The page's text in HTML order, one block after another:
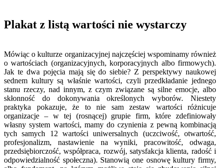
Plakat z listą wartości nie wystarczy
Mówiąc o kulturze organizacyjnej najczęściej wspominamy również
o wartościach (organizacyjnych, korporacyjnych albo firmowych).
Jak te dwa pojęcia mają się do siebie? Z perspektywy naukowej
sednem kultury są właśnie wartości, czyli przedkładanie jednego
stanu rzeczy, nad innym, z czym związane są silne emocje, albo
skłonność do dokonywania określonych wyborów. Niestety
praktyka pokazuje, że to nie sam zestaw wartości różnicuje
organizacje – w tej (rosnącej) grupie firm, które zdefiniowały
własny system wartości, mamy do czynienia z pewną kombinacją
tych samych 12 wartości uniwersalnych (uczciwość, otwartość,
profesjonalizm, nastawienie na wyniki, pracowitość, odwaga,
przedsiębiorczość, współpraca, rozwój, satysfakcja klienta, radość i
odpowiedzialność społeczna). Stanowią one osnowę kultury firmy,